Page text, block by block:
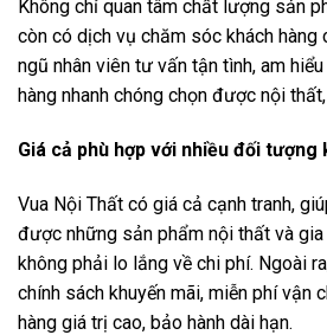
Không chỉ quan tâm chất lượng sản
còn có dịch vụ chăm sóc khách hàng
ngũ nhân viên tư vấn tận tình, am
hàng nhanh chóng chọn được nội
Giá cả phù hợp với nhiều đối tượng
Vua Nội Thất có giá cả cạnh tranh,
được những sản phẩm nội thất và
không phải lo lắng về chi phí. Ngoài
chính sách khuyến mãi, miễn phí vận
hàng giá trị cao, bảo hành dài hạn.